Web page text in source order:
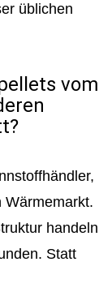
üblichen
vom
Wärmemarkt.
handeln
Statt